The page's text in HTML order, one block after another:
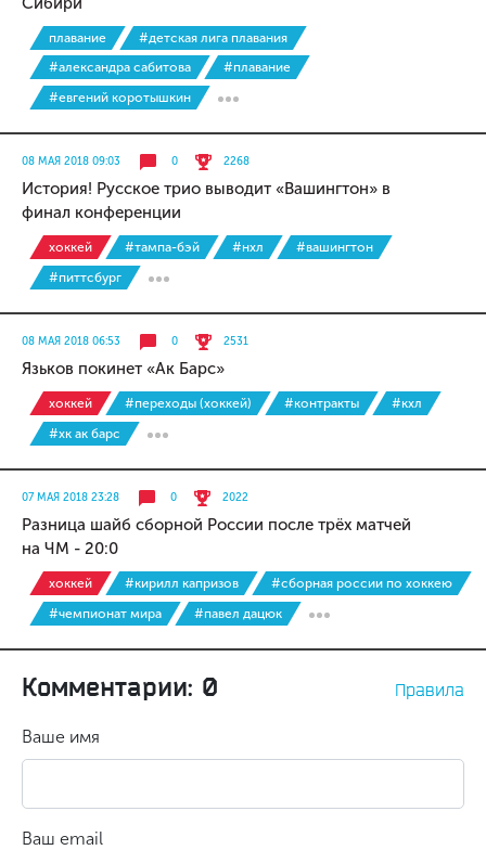
плавание
#детская лига плавания
#александра сабитова
#плавание
#евгений коротышкин
08 МАЯ 2018 09:03 0 2268
История! Русское трио выводит «Вашингтон» в
финал конференции
хоккей #тампа-бэй #нхл
#вашингтон
#питтсбург
08 МАЯ 2018 06:53 0 2531
Язьков покинет «Ак Барс»
хоккей #переходы (хоккей) #контракты
#кхл
#хк ак барс
07 МАЯ 2018 23:28 0 2022
Разница шайб сборной России после трёх матчей
на ЧМ - 20:0
хоккей #кирилл капризов
#сборная россии по хоккею
#чемпионат мира
#павел дацюк
Комментарии: 0 Правила
Ваше имя
Ваш email